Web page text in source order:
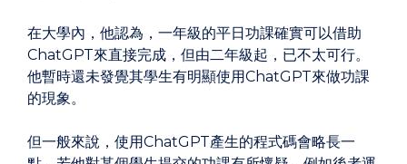
在大學內，他認為，一年級的平日功課確實可以借助
ChatGPT來直接完成，但由二年級起，已不太可行。
他暫時還未發覺其學生有明顯使用ChatGPT來做功課
的現象。
但一般來說，使用ChatGPT產生的程式碼會略長一